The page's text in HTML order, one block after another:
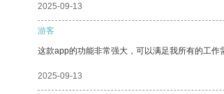
2025-09-13
游客
这款app的功能非常强大，可以满足我所有的工作
2025-09-13